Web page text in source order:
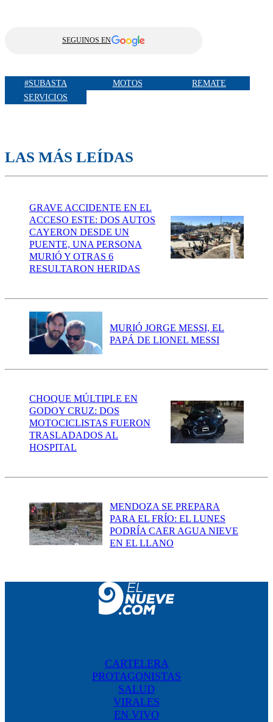
SEGUINOS EN
#SUBASTA MOTOS
REMATE
SERVICIOS
LAS MÁS LEÍDAS
GRAVE ACCIDENTE EN EL
ACCESO ESTE: DOS AUTOS
CAYERON DESDE UN
PUENTE, UNA PERSONA
MURIÓ Y OTRAS 6
RESULTARON HERIDAS
MURIÓ JORGE MESSI, EL
PAPÁ DE LIONEL MESSI
CHOQUE MÚLTIPLE EN
GODOY CRUZ: DOS
MOTOCICLISTAS FUERON
TRASLADADOS AL
HOSPITAL
MENDOZA SE PREPARA
PARA EL FRÍO: EL LUNES
PODRÍA CAER AGUA NIEVE
EN EL LLANO
CARTELERA
PROTAGONISTAS
SALUD
VIRALES
EN VIVO